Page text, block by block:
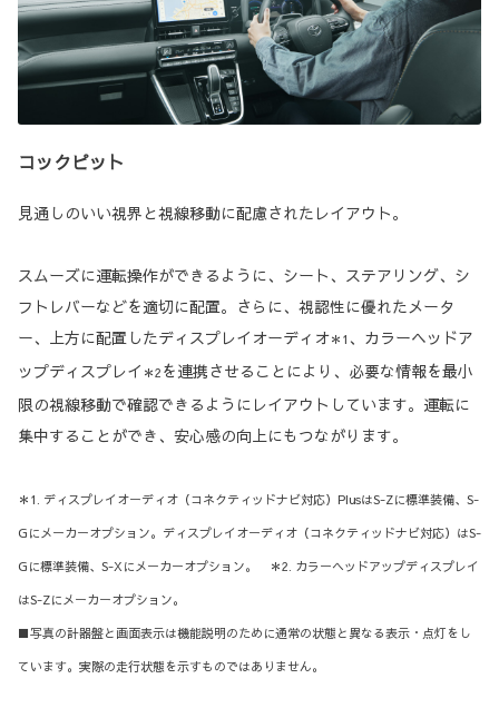
コックピット
見通しのいい視界と視線移動に配慮されたレイアウト。
スムーズに運転操作ができるように、シート、ステアリング、シ
フトレバーなどを適切に配置。さらに、視認性に優れたメータ
ー、上方に配置したディスプレイオーディオ＊1 、カラーヘッドア
ップディスプレイ ＊2 を連携させることにより、必要な情報を最小
限の視線移動で確認できるようにレイアウトしています。運転に
集中することができ、安心感の向上にもつながります。
＊1. ディスプレイオーディオ（コネクティッドナビ対応）PlusはS-Zに標準装備、S-
Gにメーカーオプション。ディスプレイオーディオ（コネクティッドナビ対応）はS-
Gに標準装備、S-Xにメーカーオプション。 ＊2. カラーヘッドアップディスプレイ
はS-Zにメーカーオプション。
■写真の計器盤と画面表示は機能説明のために通常の状態と異なる表示・点灯をし
ています。実際の走行状態を示すものではありません。